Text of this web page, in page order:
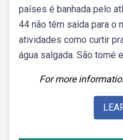
países é banhada pelo
44 não têm saída para o
atividades como curtir
água salgada. São tomé
For more